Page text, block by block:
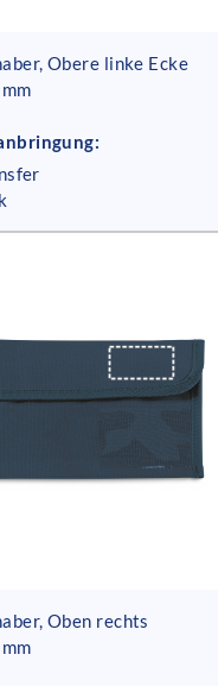
Obere linke Ecke
Oben rechts